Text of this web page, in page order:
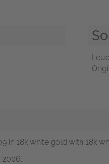
in 18k white gold with 18k